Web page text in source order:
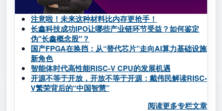
注意啦！未来这种材料比内存更抢手！
长鑫科技成功IPO让哪些产业链环节受益？如何鉴定
伪"长鑫概念股"？
国产FPGA在换挡：从“替代芯片”走向AI算力基础设施
新角色
智能体时代高性能RISC-V CPU的发展机遇
开源不等于开放，开放不等于开源：戴伟民解读RISC-
V繁荣背后的“中国智慧”
阅读更多专栏文章